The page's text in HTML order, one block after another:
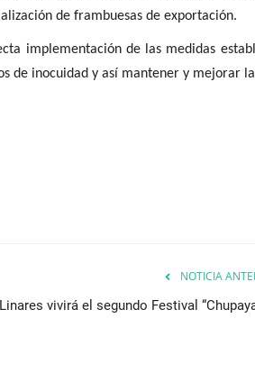
de frambuesas de exportación.
implementación de las medidas
de inocuidad y así mantener y mejorar
NOTICIA
Linares vivirá el segundo Festival